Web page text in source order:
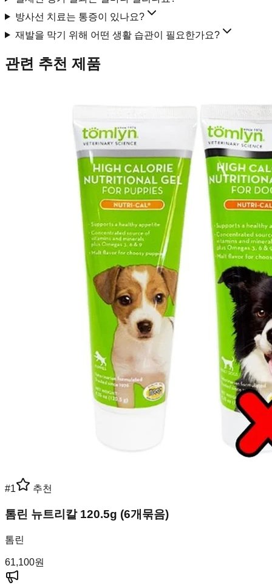
방사선 치료는 통증이 있나요?
재발을 막기 위해 어떤 생활 습관이 필요한가요?
관련 추천 제품
#1 추천
톰린 뉴트리칼 120.5g (6개묶음)
톰린
61,100원